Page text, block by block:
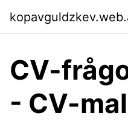
CV-
- CV-